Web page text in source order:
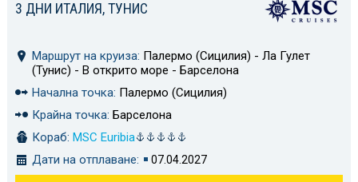
3 ДНИ ИТАЛИЯ, ТУНИС
Маршрут на круиза: Палермо (Сицилия) - Ла Гулет
(Тунис) - В открито море - Барселона
Начална точка: Палермо (Сицилия)
Крайна точка: Барселона
Кораб: MSC Euribia
Дати на отплаване:
07.04.2027